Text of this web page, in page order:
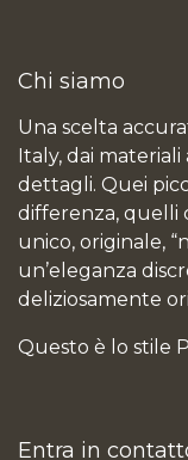
Chi siamo
Una scelta
Italy, dai
dettagli. Quei
differenza, quelli
unico, originale,
un’eleganza
deliziosamente
Questo è lo stile
Entra in